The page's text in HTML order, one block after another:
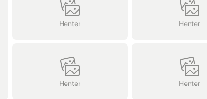
Henter Henter
Henter Henter